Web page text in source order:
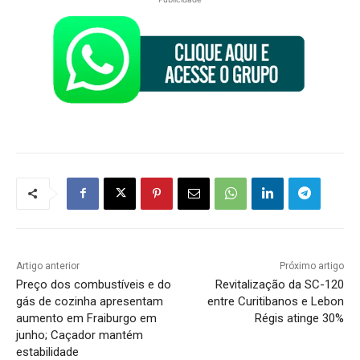
Artigo anterior
Preço dos combustíveis e do
gás de cozinha apresentam
aumento em Fraiburgo em
junho; Caçador mantém
estabilidade
Próximo artigo
Revitalização da SC-120
entre Curitibanos e Lebon
Régis atinge 30%